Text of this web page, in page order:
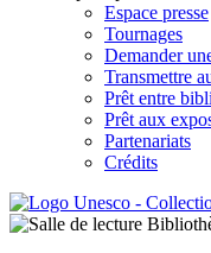
Espace presse
Tournages
Demander
Transmettre
Prêt entre
Prêt aux
Partenariats
Crédits